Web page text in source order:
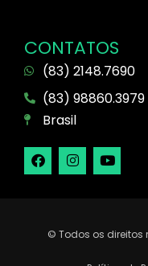
CONTATOS
(83) 2148.7690
(83) 98860.3979
Brasil
© Todos os direitos